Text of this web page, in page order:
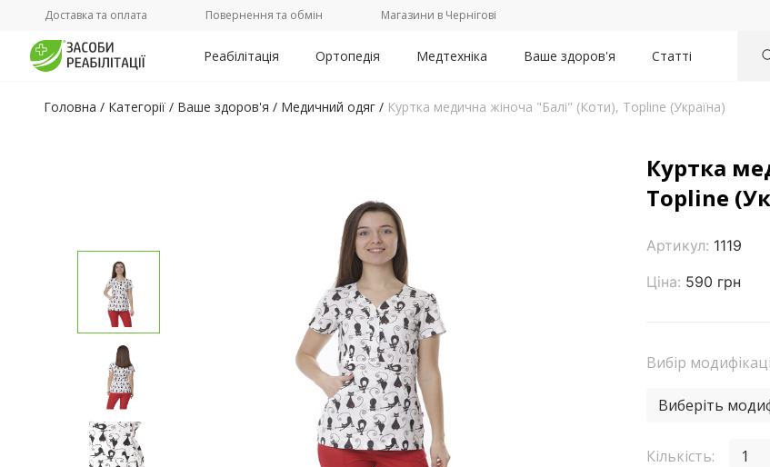
Доставка та оплата Повернення та обмін Магазини в Чернігові
Реабілітація Ортопедія Медтехніка Ваше здоров'я Статті
Головна / Категорії / Ваше здоров'я / Медичний одяг / Куртка медична жіноча "Балі" (Коти), Topline (Україна)
Куртка
Topline
Артикул: 1119
Ціна: 590 грн
Вибір
Виберіть
Кількість: 1